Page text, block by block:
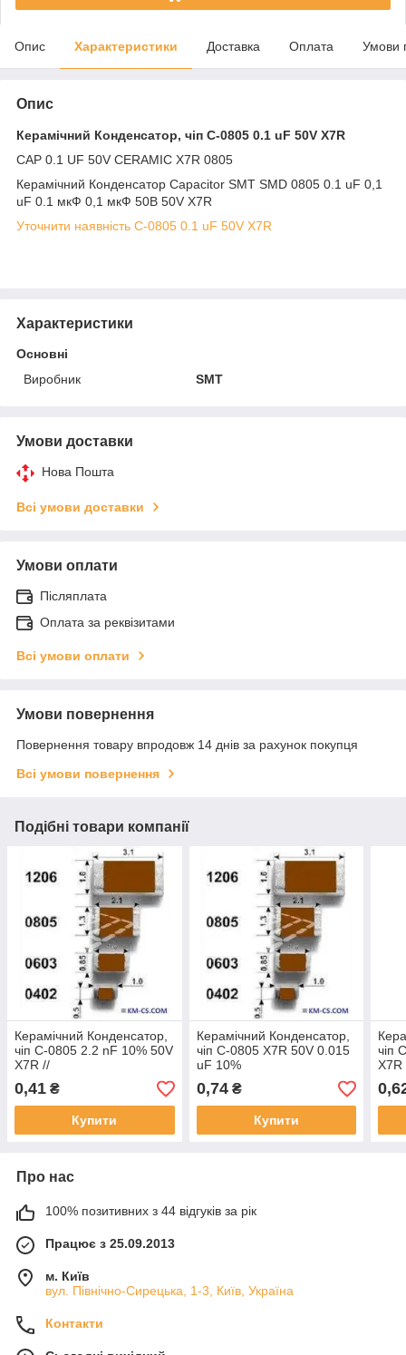
Опис Характеристики Доставка Оплата Умови
Опис
Керамічний Конденсатор, чіп C-0805 0.1 uF 50V X7R
CAP 0.1 UF 50V CERAMIC X7R 0805
Керамічний Конденсатор Capacitor SMT SMD 0805 0.1 uF 0,1
uF 0.1 мкФ 0,1 мкФ 50В 50V X7R
Уточнити наявність C-0805 0.1 uF 50V X7R
Характеристики
Основні
Виробник
SMT
Умови доставки
Нова Пошта
Всі умови доставки
Умови оплати
Післяплата
Оплата за реквізитами
Всі умови оплати
Умови повернення
Повернення товару впродовж 14 днів за рахунок покупця
Всі умови повернення
Подібні товари компанії
Керамічний Конденсатор,
чіп C-0805 2.2 nF 10% 50V
X7R //
CL21B222KBANNNC
(Samsung)
0,41 ₴
Купити
Керамічний Конденсатор,
чіп C-0805 X7R 50V 0.015
uF 10%
0,74₴
Купити
чіп
X7R
Про нас
100% позитивних з 44 відгуків за рік
Працює з 25.09.2013
м. Київ
вул. Північно-Сирецька, 1-3, Київ, Україна
Контакти